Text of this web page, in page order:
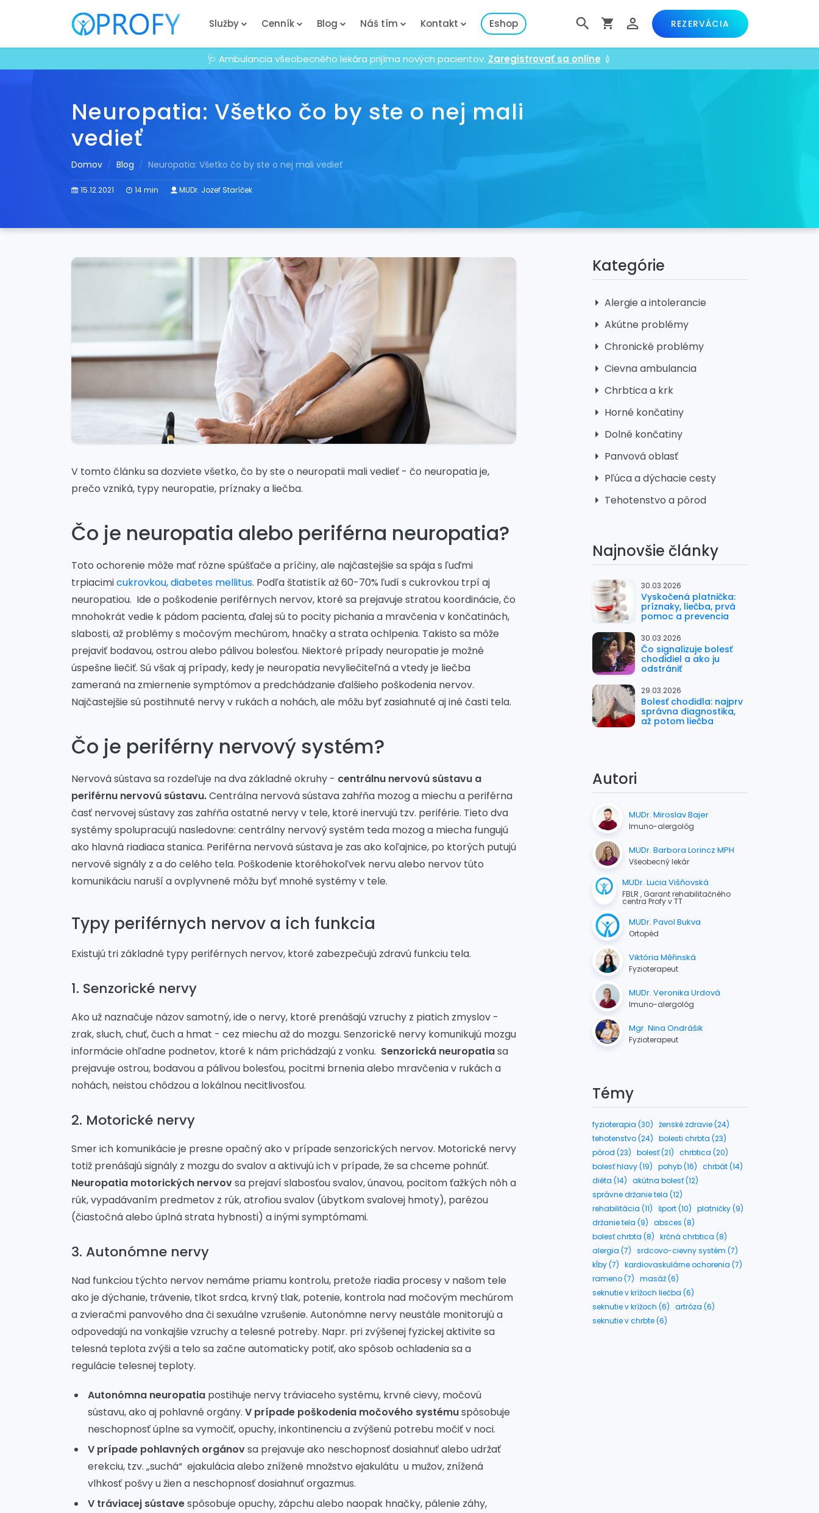
Služby Cenník Blog Náš tím Kontakt Eshop REZERVÁCIA
🩺 Ambulancia všeobecného lekára prijíma nových pacientov. Zaregistrovať sa online 💉
Neuropatia: Všetko čo by ste o nej mali
vedieť
Domov Blog Neuropatia: Všetko čo by ste o nej mali vedieť
15.12.2021 14 min MUDr. Jozef Staríček
V tomto článku sa dozviete všetko, čo by ste o neuropatii mali vedieť - čo neuropatia je,
prečo vzniká, typy neuropatie, príznaky a liečba.
Čo je neuropatia alebo periférna neuropatia?
Toto ochorenie môže mať rôzne spúšťače a príčiny, ale najčastejšie sa spája s ľuďmi
trpiacimicukrovkou, diabetes mellitus. Podľa štatistík až 60-70% ľudí s cukrovkou trpí aj
neuropatiou. Ide o poškodenie periférnych nervov, ktoré sa prejavuje stratou koordinácie, čo
mnohokrát vedie k pádom pacienta, ďalej sú to pocity pichania a mravčenia v končatinách,
slabosti, až problémy s močovým mechúrom, hnačky a strata ochlpenia. Takisto sa môže
prejaviť bodavou, ostrou alebo pálivou bolesťou. Niektoré prípady neuropatie je možné
úspešne liečiť. Sú však aj prípady, kedy je neuropatia nevyliečiteľná a vtedy je liečba
zameraná na zmiernenie symptómov a predchádzanie ďalšieho poškodenia nervov.
Najčastejšie sú postihnuté nervy v rukách a nohách, ale môžu byť zasiahnuté aj iné časti tela.
Čo je periférny nervový systém?
Nervová sústava sa rozdeľuje na dva základné okruhy - centrálnu nervovú sústavu a
periférnu nervovú sústavu.Centrálna nervová sústava zahŕňa mozog a miechu a periférna
časť nervovej sústavy zas zahŕňa ostatné nervy v tele, ktoré inervujú tzv. periférie. Tieto dva
systémy spolupracujú nasledovne: centrálny nervový systém teda mozog a miecha fungujú
ako hlavná riadiaca stanica. Periférna nervová sústava je zas ako koľajnice, po ktorých putujú
nervové signály z a do celého tela. Poškodenie ktoréhokoľvek nervu alebo nervov túto
komunikáciu naruší a ovplyvnené môžu byť mnohé systémy v tele.
Typy periférnych nervov a ich funkcia
Existujú tri základné typy periférnych nervov, ktoré zabezpečujú zdravú funkciu tela.
1. Senzorické nervy
Ako už naznačuje názov samotný, ide o nervy, ktoré prenášajú vzruchy z piatich zmyslov -
zrak, sluch, chuť, čuch a hmat - cez miechu až do mozgu. Senzorické nervy komunikujú mozgu
informácie ohľadne podnetov, ktoré k nám prichádzajú z vonku. Senzorická neuropatiasa
prejavuje ostrou, bodavou a pálivou bolesťou, pocitmi brnenia alebo mravčenia v rukách a
nohách, neistou chôdzou a lokálnou necitlivosťou.
2. Motorické nervy
Smer ich komunikácie je presne opačný ako v prípade senzorických nervov. Motorické nervy
totiž prenášajú signály z mozgu do svalov a aktivujú ich v prípade, že sa chceme pohnúť.
Neuropatia motorických nervovsa prejaví slabosťou svalov, únavou, pocitom ťažkých nôh a
rúk, vypadávaním predmetov z rúk, atrofiou svalov (úbytkom svalovej hmoty), parézou
(čiastočná alebo úplná strata hybnosti) a inými symptómami.
3. Autonómne nervy
Nad funkciou týchto nervov nemáme priamu kontrolu, pretože riadia procesy v našom tele
ako je dýchanie, trávenie, tlkot srdca, krvný tlak, potenie, kontrola nad močovým mechúrom
a zvieračmi panvového dna či sexuálne vzrušenie. Autonómne nervy neustále monitorujú a
odpovedajú na vonkajšie vzruchy a telesné potreby. Napr. pri zvýšenej fyzickej aktivite sa
telesná teplota zvýši a telo sa začne automaticky potiť, ako spôsob ochladenia sa a
regulácie telesnej teploty.
Autonómna neuropatia postihuje nervy tráviaceho systému, krvné cievy, močovú
sústavu, ako aj pohlavné orgány. V prípade poškodenia močového systémuspôsobuje
neschopnosť úplne sa vymočiť, opuchy, inkontinenciu a zvýšenú potrebu močiť v noci.
V prípade pohlavných orgánovsa prejavuje ako neschopnosť dosiahnuť alebo udržať
erekciu, tzv. „suchá“ ejakulácia alebo znížené množstvo ejakulátu u mužov, znížená
vlhkosť pošvy u žien a neschopnosť dosiahnuť orgazmus.
V tráviacej sústavespôsobuje opuchy, zápchu alebo naopak hnačky, pálenie záhy,
Kategórie
Alergie a intolerancie
Akútne problémy
Chronické problémy
Cievna ambulancia
Chrbtica a krk
Horné končatiny
Dolné končatiny
Panvová oblasť
Pľúca a dýchacie cesty
Tehotenstvo a pôrod
Najnovšie články
30.03.2026
Vyskočená platnička:
príznaky, liečba, prvá
pomoc a prevencia
30.03.2026
Čo signalizuje bolesť
chodidiel a ako ju
odstrániť
29.03.2026
Bolesť chodidla: najprv
správna diagnostika,
až potom liečba
Autori
MUDr. Miroslav Bajer
Imuno-alergológ
MUDr. Barbora Lorincz MPH
Všeobecný lekár
MUDr. Lucia Višňovská
FBLR , Garant rehabilitačného
centra Profy v TT
MUDr. Pavol Bukva
Ortopéd
Viktória Měřinská
Fyzioterapeut
MUDr. Veronika Urdová
Imuno-alergológ
Mgr. Nina Ondrášik
Fyzioterapeut
Témy
fyzioterapia (30) ženské zdravie (24)
tehotenstvo (24) bolesti chrbta (23)
pôrod (23) bolesť (21) chrbtica (20)
bolesť hlavy (19) pohyb (16) chrbát (14)
diéta (14) akútna bolesť (12)
správne držanie tela (12)
rehabilitácia (11) šport (10) platničky (9)
držanie tela (9) absces (8)
bolesť chrbta (8) krčná chrbtica (8)
alergia (7) srdcovo-cievny systém (7)
kĺby (7) kardiovaskulárne ochorenia (7)
rameno (7) masáž (6)
seknutie v krížoch liečba (6)
seknutie v krížoch (6) artróza (6)
seknutie v chrbte (6)